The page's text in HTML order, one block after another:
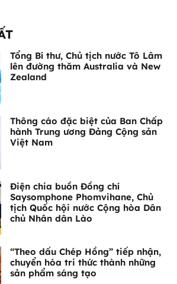
Tổng Bí thư, Chủ tịch nước Tô Lâm
lên đường thăm Australia và New
Zealand
Thông cáo đặc biệt của Ban Chấp
hành Trung ương Đảng Cộng sản
Việt Nam
Điện chia buồn Đồng chí
Saysomphone Phomvihane, Chủ
tịch Quốc hội nước Cộng hòa Dân
chủ Nhân dân Lào
“Theo dấu Chép Hồng” tiếp nhận,
chuyển hóa tri thức thành những
sản phẩm sáng tạo